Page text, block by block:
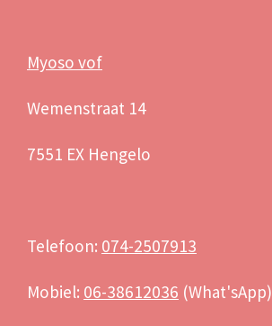
Myoso vof
Wemenstraat 14
7551 EX Hengelo
Telefoon: 074-2507913
Mobiel: 06-38612036 (What'sApp)